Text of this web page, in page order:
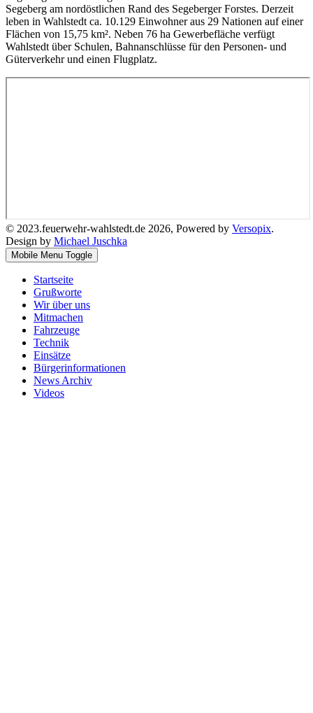
Segeberg am nordöstlichen Rand des Segeberger Forstes. Derzeit
leben in Wahlstedt ca. 10.129 Einwohner aus 29 Nationen auf einer
Flächen von 15,75 km². Neben 76 ha Gewerbefläche verfügt
Wahlstedt über Schulen, Bahnanschlüsse für den Personen- und
Güterverkehr und einen Flugplatz.
© 2023.feuerwehr-wahlstedt.de 2026, Powered by Versopix.
Design by Michael Juschka
Mobile Menu Toggle
Startseite
Grußworte
Wir über uns
Mitmachen
Fahrzeuge
Technik
Einsätze
Bürgerinformationen
News Archiv
Videos